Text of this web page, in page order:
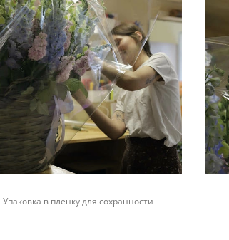
Упаковка в пленку для сохранности